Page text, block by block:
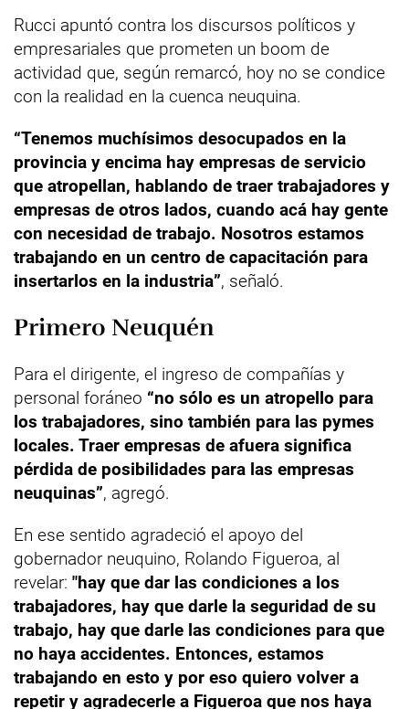
Rucci apuntó contra los discursos políticos y
empresariales que prometen un boom de
actividad que, según remarcó, hoy no se condice
con la realidad en la cuenca neuquina.
“Tenemos muchísimos desocupados en la
provincia y encima hay empresas de servicio
que atropellan, hablando de traer trabajadores y
empresas de otros lados, cuando acá hay gente
con necesidad de trabajo. Nosotros estamos
trabajando en un centro de capacitación para
insertarlos en la industria”, señaló.
Primero Neuquén
Para el dirigente, el ingreso de compañías y
personal foráneo “no sólo es un atropello para
los trabajadores, sino también para las pymes
locales. Traer empresas de afuera significa
pérdida de posibilidades para las empresas
neuquinas”, agregó.
En ese sentido agradeció el apoyo del
gobernador neuquino, Rolando Figueroa, al
revelar: "hay que dar las condiciones a los
trabajadores, hay que darle la seguridad de su
trabajo, hay que darle las condiciones para que
no haya accidentes. Entonces, estamos
trabajando en esto y por eso quiero volver a
repetir y agradecerle a Figueroa que nos haya